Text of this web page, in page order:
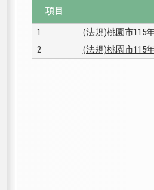
項目
1
(法規)桃園市115
2
(法規)桃園市115